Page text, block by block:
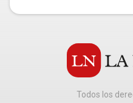
Todos los